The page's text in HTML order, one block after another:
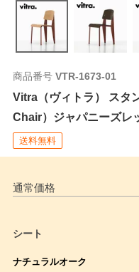
商品番号 VTR-1673-01
Vitra（ヴィトラ） スタ
Chair）ジャパニーズレ
送料無料
通常価格
シート
ナチュラルオーク